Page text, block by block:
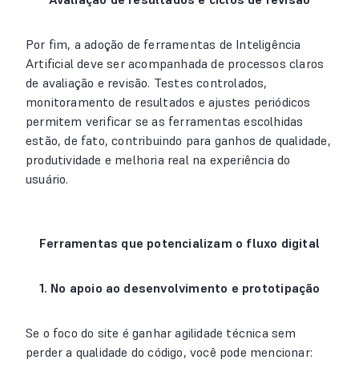
Por fim, a adoção de ferramentas de Inteligência
Artificial deve ser acompanhada de processos claros
de avaliação e revisão. Testes controlados,
monitoramento de resultados e ajustes periódicos
permitem verificar se as ferramentas escolhidas
estão, de fato, contribuindo para ganhos de qualidade,
produtividade e melhoria real na experiência do
usuário.
Ferramentas que potencializam o fluxo digital
1. No apoio ao desenvolvimento e prototipação
Se o foco do site é ganhar agilidade técnica sem
perder a qualidade do código, você pode mencionar: